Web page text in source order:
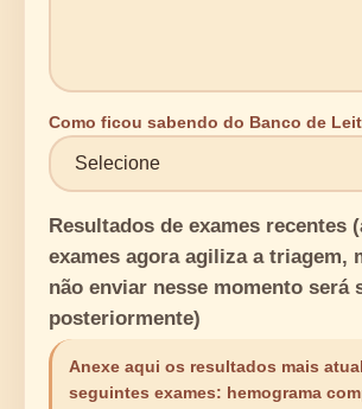
Como ficou sabendo do Banco de
Resultados de exames recentes
exames agora agiliza a triagem,
não enviar nesse momento será
posteriormente)
Anexe aqui os resultados mais
seguintes exames: hemograma